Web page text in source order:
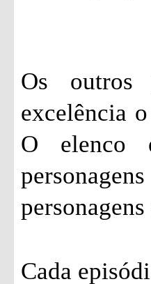
Os outros
excelência
O elenco
Cada